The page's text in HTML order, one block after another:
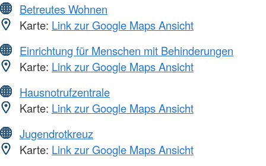
Betreutes Wohnen
Karte: Link zur Google Maps Ansicht
Einrichtung für Menschen mit Behinderungen
Karte: Link zur Google Maps Ansicht
Hausnotrufzentrale
Karte: Link zur Google Maps Ansicht
Jugendrotkreuz
Karte: Link zur Google Maps Ansicht